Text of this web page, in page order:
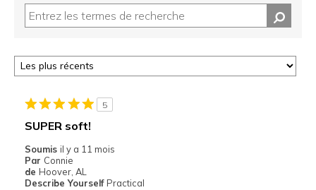
5
SUPER soft!
Soumis il y a 11 mois
Par Connie
de Hoover, AL
Describe Yourself Practical